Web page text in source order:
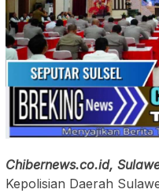
Chibernews.co.id,
Kepolisian Daerah